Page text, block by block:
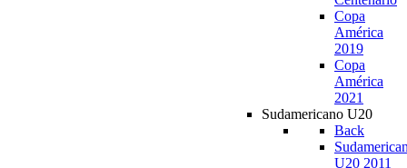
Copa
América
2019
Copa
América
2021
Sudamericano U20
Back
U20 2011